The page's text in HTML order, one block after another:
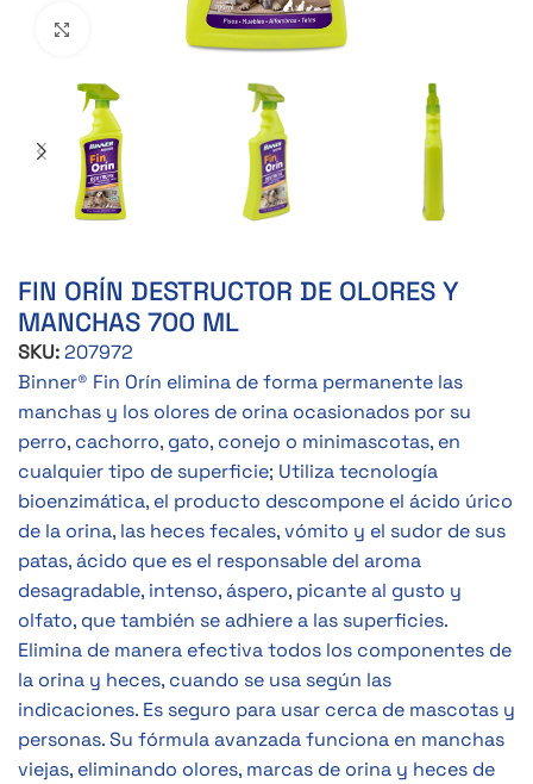
Clic para ampliar
FIN ORÍN DESTRUCTOR DE OLORES Y
MANCHAS 700 ML
SKU:207972
Binner® Fin Orín elimina de forma permanente las
manchas y los olores de orina ocasionados por su
perro, cachorro, gato, conejo o minimascotas, en
cualquier tipo de superficie; Utiliza tecnología
bioenzimática, el producto descompone el ácido úrico
de la orina, las heces fecales, vómito y el sudor de sus
patas, ácido que es el responsable del aroma
desagradable, intenso, áspero, picante al gusto y
olfato, que también se adhiere a las superficies.
Elimina de manera efectiva todos los componentes de
la orina y heces, cuando se usa según las
indicaciones. Es seguro para usar cerca de mascotas y
personas. Su fórmula avanzada funciona en manchas
viejas, eliminando olores, marcas de orina y heces de